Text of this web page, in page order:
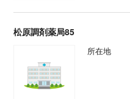
松原調剤薬局85
所在地